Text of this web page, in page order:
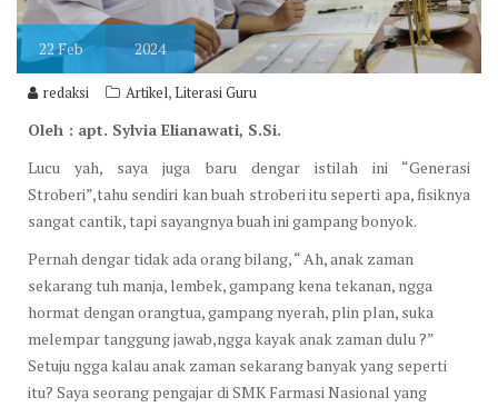
22Feb 2024
redaksi Artikel,Literasi Guru
Oleh : apt. Sylvia Elianawati, S.Si.
Lucu yah, saya juga baru dengar istilah ini “Generasi
Stroberi”,tahu sendiri kan buah stroberi itu seperti apa, fisiknya
sangat cantik, tapi sayangnya buah ini gampang bonyok.
Pernah dengar tidak ada orang bilang, “ Ah, anak zaman
sekarang tuh manja, lembek, gampang kena tekanan, ngga
hormat dengan orangtua, gampang nyerah, plin plan, suka
melempar tanggung jawab,ngga kayak anak zaman dulu ?”
Setuju ngga kalau anak zaman sekarang banyak yang seperti
itu? Saya seorang pengajar di SMK Farmasi Nasional yang